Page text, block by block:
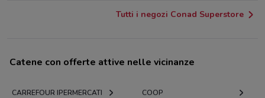
Tutti i negozi Conad Superstore
Catene con offerte attive nelle vicinanze
CARREFOUR IPERMERCATI COOP